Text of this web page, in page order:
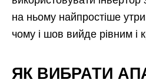
на ньому найпростіше
чому і шов вийде рівним і
ЯК ВИБРАТИ